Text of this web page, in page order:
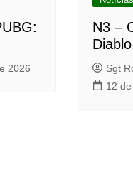
2026
N3 –
Sgt
12